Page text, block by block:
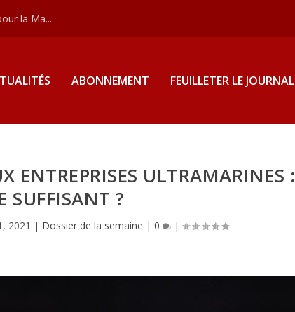
la Ma...
ABONNEMENT FEUILLETER LE JOURNAL
ENTREPRISES ULTRAMARINES :
SUFFISANT ?
2021 | Dossier de la semaine | 0 |